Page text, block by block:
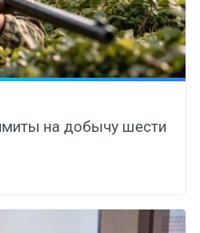
на добычу шести